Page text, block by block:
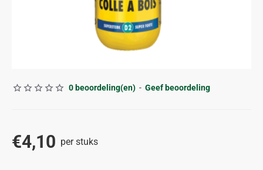
0 beoordeling(en) - Geef beoordeling
€4,10 per stuks